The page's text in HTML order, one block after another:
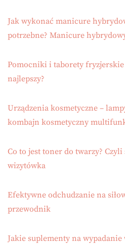
Jak wykonać manicure
potrzebne? Manicure
Pomocniki i taborety fryzjerskie
najlepszy?
Urządzenia kosmetyczne –
kombajn kosmetyczny
Co to jest toner do twarzy? Czyli
wizytówka
Efektywne odchudzanie na
przewodnik
Jakie suplementy na wypadanie